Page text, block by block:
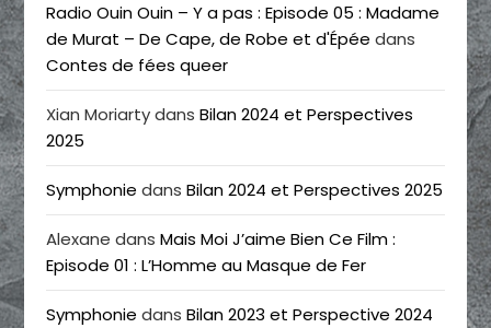
Radio Ouin Ouin – Y a pas : Episode 05 : Madame
de Murat – De Cape, de Robe et d'Épée dans
Contes de fées queer
Xian MoriartydansBilan 2024 et Perspectives
2025
Symphonie dansBilan 2024 et Perspectives 2025
Alexane dansMais Moi J’aime Bien Ce Film :
Episode 01 : L’Homme au Masque de Fer
Symphonie dansBilan 2023 et Perspective 2024